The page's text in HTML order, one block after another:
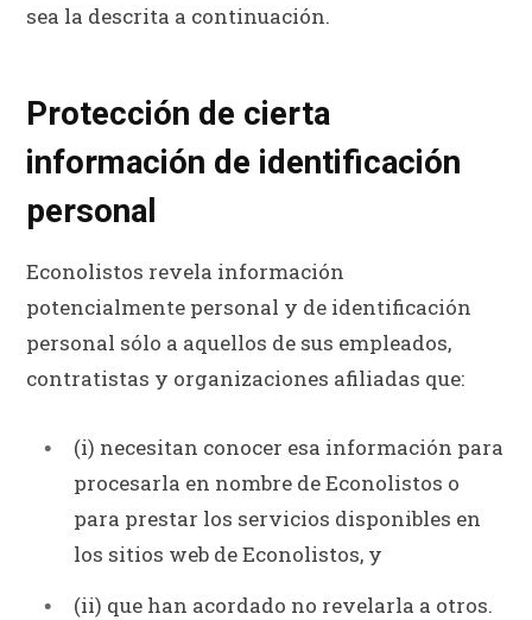
sea la descrita a continuación.
Protección de cierta
información de identificación
personal
Econolistos revela información
potencialmente personal y de identificación
personal sólo a aquellos de sus empleados,
contratistas y organizaciones afiliadas que:
(i) necesitan conocer esa información para
procesarla en nombre de Econolistos o
para prestar los servicios disponibles en
los sitios web de Econolistos, y
(ii) que han acordado no revelarla a otros.